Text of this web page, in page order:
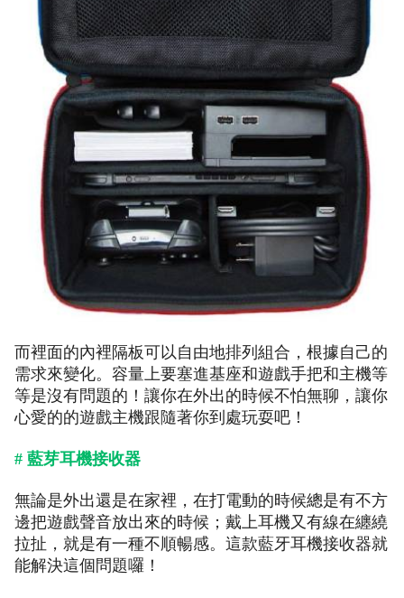
而裡面的內裡隔板可以自由地排列組合，根據自己的
需求來變化。容量上要塞進基座和遊戲手把和主機等
等是沒有問題的！讓你在外出的時候不怕無聊，讓你
心愛的的遊戲主機跟隨著你到處玩耍吧！
# 藍芽耳機接收器
無論是外出還是在家裡，在打電動的時候總是有不方
邊把遊戲聲音放出來的時候；戴上耳機又有線在纏繞
拉扯，就是有一種不順暢感。這款藍牙耳機接收器就
能解決這個問題囉！